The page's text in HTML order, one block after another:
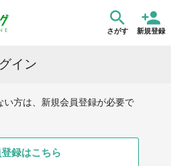
さがす 新規登録
イン
い方は、新規会員登録が必要で
録はこちら